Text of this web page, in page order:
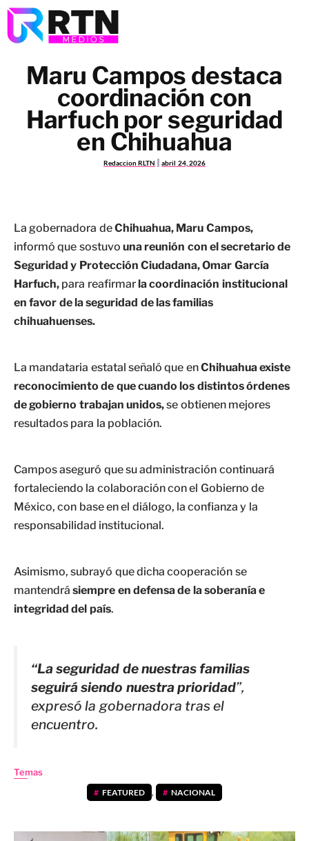
Maru Campos destaca
coordinación con
Harfuch por seguridad
en Chihuahua
Redaccion RLTN abril 24, 2026
La gobernadora deChihuahua, Maru Campos,
informó que sostuvo una reunión con el secretario de
Seguridad y Protección Ciudadana, Omar García
Harfuch, para reafirmarla coordinación institucional
en favor de la seguridad de las familias
chihuahuenses.
La mandataria estatal señaló que enChihuahua existe
reconocimiento de que cuando los distintos órdenes
de gobierno trabajan unidos,se obtienen mejores
resultados para la población.
Campos aseguró que su administración continuará
fortaleciendo la colaboración con el Gobierno de
México, con base en el diálogo, la confianza y la
responsabilidad institucional.
Asimismo, subrayó que dicha cooperación se
mantendrásiempre en defensa de la soberanía e
integridad del país.
“La seguridad de nuestras familias
seguirá siendo nuestra prioridad”,
expresó la gobernadora tras el
encuentro.
Temas
FEATURED , NACIONAL